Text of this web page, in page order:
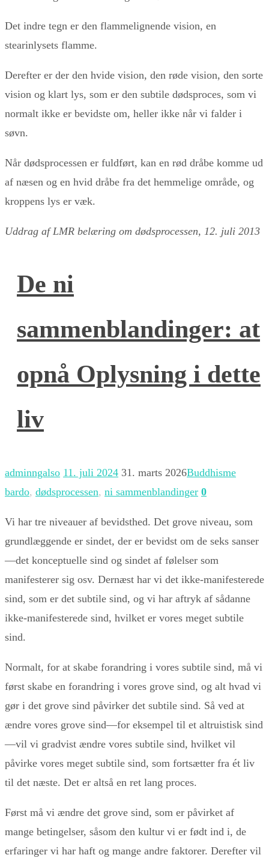
Det indre tegn er den flammelignende vision, en
stearinlysets flamme.
Derefter er der den hvide vision, den røde vision, den sorte
vision og klart lys, som er den subtile dødsproces, som vi
normalt ikke er bevidste om, heller ikke når vi falder i
søvn.
Når dødsprocessen er fuldført, kan en rød dråbe komme ud
af næsen og en hvid dråbe fra det hemmelige område, og
kroppens lys er væk.
Uddrag af LMR belæring om dødsprocessen, 12. juli 2013
De ni
sammenblandinger: at
opnå Oplysning i dette
liv
adminngalso 11. juli 2024 31. marts 2026Buddhisme
bardo, dødsprocessen, ni sammenblandinger 0
Vi har tre niveauer af bevidsthed. Det grove niveau, som
grundlæggende er sindet, der er bevidst om de seks sanser
—det konceptuelle sind og sindet af følelser som
manifesterer sig osv. Dernæst har vi det ikke-manifesterede
sind, som er det subtile sind, og vi har aftryk af sådanne
ikke-manifesterede sind, hvilket er vores meget subtile
sind.
Normalt, for at skabe forandring i vores subtile sind, må vi
først skabe en forandring i vores grove sind, og alt hvad vi
gør i det grove sind påvirker det subtile sind. Så ved at
ændre vores grove sind—for eksempel til et altruistisk sind
—vil vi gradvist ændre vores subtile sind, hvilket vil
påvirke vores meget subtile sind, som fortsætter fra ét liv
til det næste. Det er altså en ret lang proces.
Først må vi ændre det grove sind, som er påvirket af
mange betingelser, såsom den kultur vi er født ind i, de
erfaringer vi har haft og mange andre faktorer. Derefter vil